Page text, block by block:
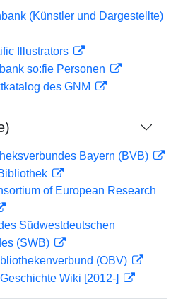
(Künstler und Dargestellte)
Illustrators
so:fie Personen
des GNM
Bayern (BVB)
of European Research
Südwestdeutschen
(SWB)
(OBV)
Wiki [2012-]